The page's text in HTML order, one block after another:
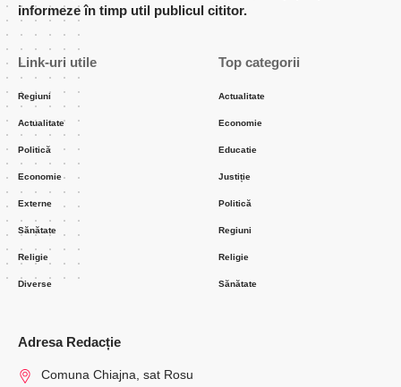
informeze în timp util publicul cititor.
Link-uri utile
Regiuni
Actualitate
Politică
Economie
Externe
Sănătate
Religie
Diverse
Top categorii
Actualitate
Economie
Educatie
Justiție
Politică
Regiuni
Religie
Sănătate
Adresa Redacție
Comuna Chiajna, sat Rosu